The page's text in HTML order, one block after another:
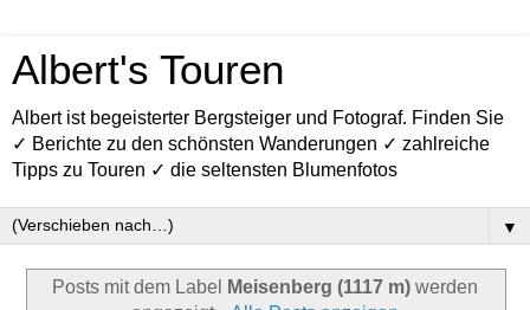
Albert's Touren
Albert ist begeisterter Bergsteiger und Fotograf. Finden Sie
✓ Berichte zu den schönsten Wanderungen ✓ zahlreiche
Tipps zu Touren ✓ die seltensten Blumenfotos
▼
Posts mit dem Label Meisenberg (1117 m) werden